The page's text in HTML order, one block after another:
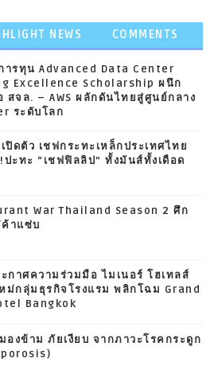
NEWS COMMENTS
ารทุน Advanced Data Center
Excellence Scholarship ผนึก
สจล. – AWS ผลักดันไทยสู่ศูนย์กลาง
ระดับโลก
ปิดตัว เชฟกระทะเหล็กประเทศไทย
ะทะ “เชฟฟิลลิป” ทั้งมันส์ทั้งเดือด
War Thailand Season 2 ศึก
าแซ่บ
ะกาศความร่วมมือ ไมเนอร์ โฮเทลส์
ม่กลุ่มธุรกิจโรงแรม พลิกโฉม Grand
Bangkok
งข้าม ภัยเงียบ จากภาวะโรคกระดูก